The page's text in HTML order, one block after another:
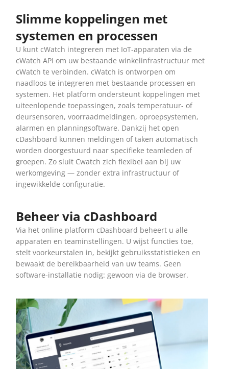
Slimme koppelingen met
systemen en processen
U kunt cWatch integreren met IoT-apparaten via de
cWatch API om uw bestaande winkelinfrastructuur met
cWatch te verbinden. cWatch is ontworpen om
naadloos te integreren met bestaande processen en
systemen. Het platform ondersteunt koppelingen met
uiteenlopende toepassingen, zoals temperatuur- of
deursensoren, voorraadmeldingen, oproepsystemen,
alarmen en planningsoftware. Dankzij het open
cDashboard kunnen meldingen of taken automatisch
worden doorgestuurd naar specifieke teamleden of
groepen. Zo sluit Cwatch zich flexibel aan bij uw
werkomgeving — zonder extra infrastructuur of
ingewikkelde configuratie.
Beheer via cDashboard
Via het online platform cDashboard beheert u alle
apparaten en teaminstellingen. U wijst functies toe,
stelt voorkeurstalen in, bekijkt gebruiksstatistieken en
bewaakt de bereikbaarheid van uw teams. Geen
software-installatie nodig: gewoon via de browser.